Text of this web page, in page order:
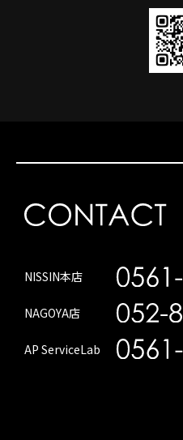
NISSIN本店
NAGOYA店
AP ServiceLab